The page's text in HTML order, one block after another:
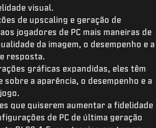
visual.
de upscaling e geração de
jogadores de PC mais maneiras de
da imagem, o desempenho e a
resposta.
gráficas expandidas, eles têm
sobre a aparência, o desempenho e a
que quiserem aumentar a fidelidade
de PC de última geração